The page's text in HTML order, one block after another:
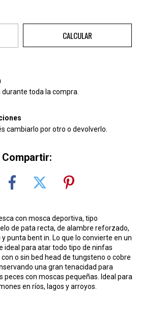
CALCULAR
toda la compra.
cambiarlo por otro o devolverlo.
Compartir:
con mosca deportiva, tipo
de pata recta, de alambre reforzado,
punta bent in. Lo que lo convierte en un
ideal para atar todo tipo de ninfas
o sin bed head de tungsteno o cobre
una gran tenacidad para
peces con moscas pequeñas. Ideal para
en ríos, lagos y arroyos.